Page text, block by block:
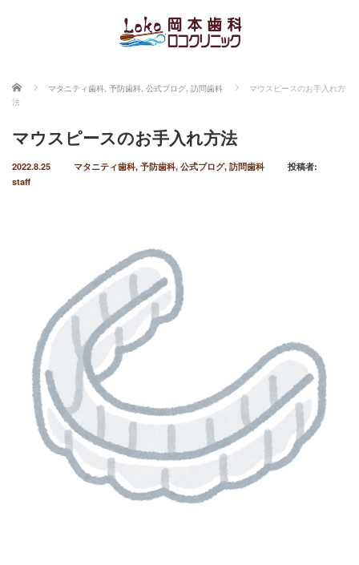
ホーム マタニティ歯科, 予防歯科, 公式ブログ, 訪問歯科
マウスピースのお手入れ方
法
マウスピースのお手入れ方法
2022.8.25 マタニティ歯科, 予防歯科, 公式ブログ, 訪問歯科
投稿者:
staff